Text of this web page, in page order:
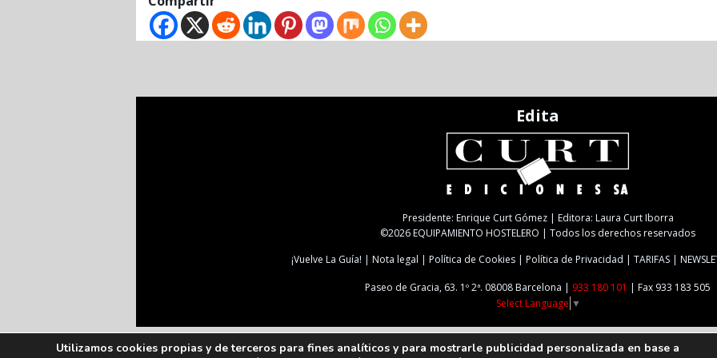
Edita
Presidente: Enrique Curt Gómez | Editora: Laura Curt Iborra
©2026 EQUIPAMIENTO HOSTELERO | Todos los derechos reservados
¡Vuelve La Guía!
Nota legal Política de Cookies Política de Privacidad TARIFAS
Paseo de Gracia, 63. 1º 2ª. 08008 Barcelona | 933 180 101 | Fax 933 183 505
Select Language ▼
Utilizamos cookies propias y de terceros para fines analíticos y para mostrarle publicidad personalizada en base a